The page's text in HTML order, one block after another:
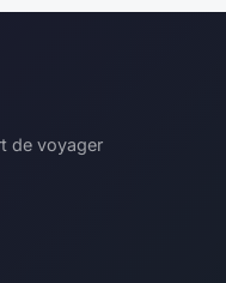
de voyager